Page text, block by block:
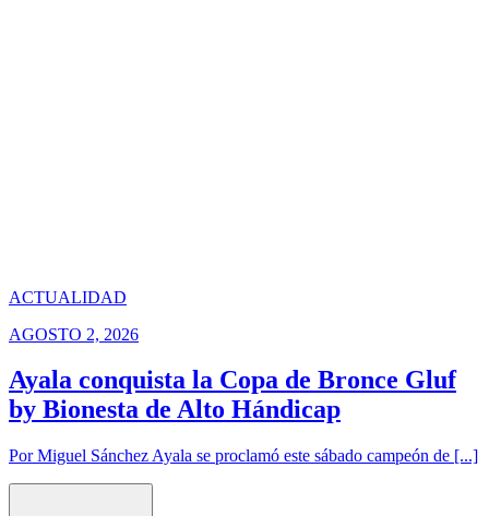
ACTUALIDAD
AGOSTO 2, 2026
Ayala conquista la Copa de Bronce Gluf
by Bionesta de Alto Hándicap
Por Miguel Sánchez Ayala se proclamó este sábado campeón de [...]